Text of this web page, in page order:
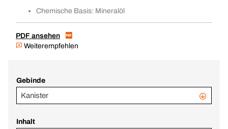
Chemische Basis: Mineralöl
PDF ansehen
Weiterempfehlen
Gebinde
Kanister
Inhalt